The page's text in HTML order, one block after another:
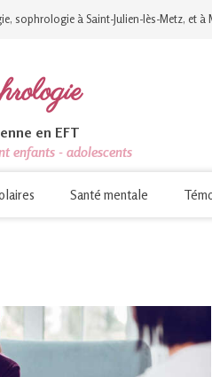
sophrologie à Saint-Julien-lès-Metz, et à
en EFT
enfants - adolescents
Santé mentale